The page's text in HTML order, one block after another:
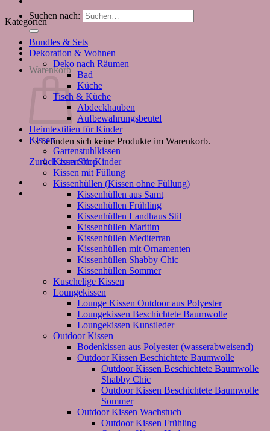
Suchen nach:
Warenkorb
Es befinden sich keine Produkte im Warenkorb.
Zurück zum Shop
Kategorien
Bundles & Sets
Dekoration & Wohnen
Deko nach Räumen
Bad
Küche
Tisch & Küche
Abdeckhauben
Aufbewahrungsbeutel
Heimtextilien für Kinder
Kissen
Gartenstuhlkissen
Kissen für Kinder
Kissen mit Füllung
Kissenhüllen (Kissen ohne Füllung)
Kissenhüllen aus Samt
Kissenhüllen Frühling
Kissenhüllen Landhaus Stil
Kissenhüllen Maritim
Kissenhüllen Mediterran
Kissenhüllen mit Ornamenten
Kissenhüllen Shabby Chic
Kissenhüllen Sommer
Kuschelige Kissen
Loungekissen
Lounge Kissen Outdoor aus Polyester
Loungekissen Beschichtete Baumwolle
Loungekissen Kunstleder
Outdoor Kissen
Bodenkissen aus Polyester (wasserabweisend)
Outdoor Kissen Beschichtete Baumwolle
Outdoor Kissen Beschichtete Baumwolle
Shabby Chic
Outdoor Kissen Beschichtete Baumwolle
Sommer
Outdoor Kissen Wachstuch
Outdoor Kissen Frühling